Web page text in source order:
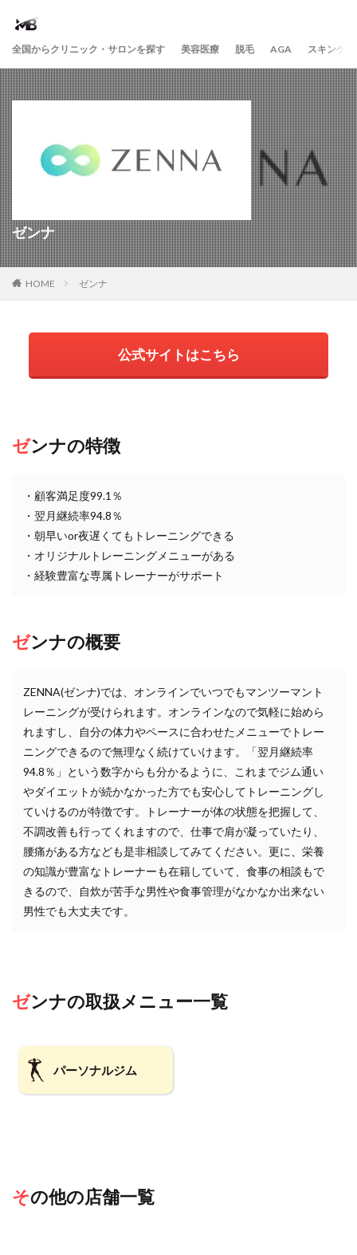
全国からクリニック・サロンを探す 美容医療 脱毛 AGA スキンケア
ゼンナ
HOME ゼンナ
ゼンナの特徴
・顧客満足度99.1％
・翌月継続率94.8％
・朝早いor夜遅くてもトレーニングできる
・オリジナルトレーニングメニューがある
・経験豊富な専属トレーナーがサポート
ゼンナの概要
ZENNA(ゼンナ)では、オンラインでいつでもマンツーマント
レーニングが受けられます。オンラインなので気軽に始めら
れますし、自分の体力やペースに合わせたメニューでトレー
ニングできるので無理なく続けていけます。「翌月継続率
94.8％」という数字からも分かるように、これまでジム通い
やダイエットが続かなかった方でも安心してトレーニングし
ていけるのが特徴です。トレーナーが体の状態を把握して、
不調改善も行ってくれますので、仕事で肩が凝っていたり、
腰痛がある方なども是非相談してみてください。更に、栄養
の知識が豊富なトレーナーも在籍していて、食事の相談もで
きるので、自炊が苦手な男性や食事管理がなかなか出来ない
男性でも大丈夫です。
ゼンナの取扱メニュー一覧
パーソナルジム
その他の店舗一覧